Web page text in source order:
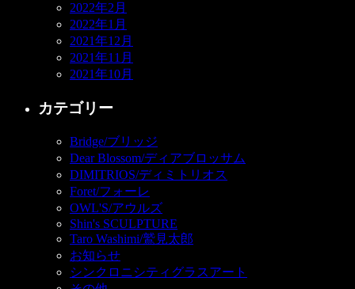
2022年2月
2022年1月
2021年12月
2021年11月
2021年10月
カテゴリー
Bridge/ブリッジ
Dear Blossom/ディアブロッサム
DIMITRIOS/ディミトリオス
Foret/フォーレ
OWL'S/アウルズ
Shin's SCULPTURE
Taro Washimi/鷲見太郎
お知らせ
シンクロニシティグラスアート